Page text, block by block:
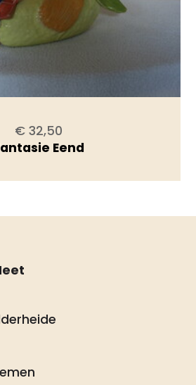
€ 32,50
Eend